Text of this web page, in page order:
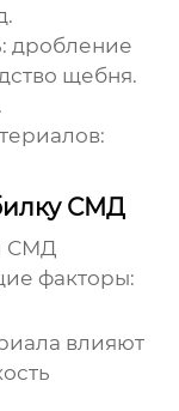
дробление
щебня.
СМД
СМД
факторы:
влияют